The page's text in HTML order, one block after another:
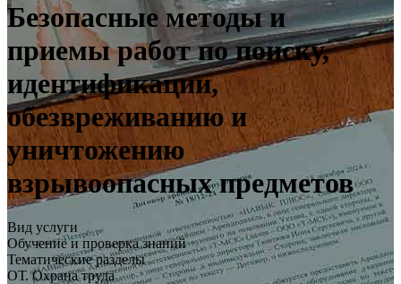
Безопасные методы и
приемы работ по поиску,
идентификации,
обезвреживанию и
уничтожению
взрывоопасных предметов
Вид услуги
Обучение и проверка знаний
Тематические разделы
ОТ. Охрана труда